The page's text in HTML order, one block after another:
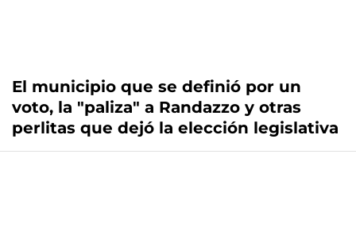
El municipio que se definió por un
voto, la "paliza" a Randazzo y otras
perlitas que dejó la elección legislativa